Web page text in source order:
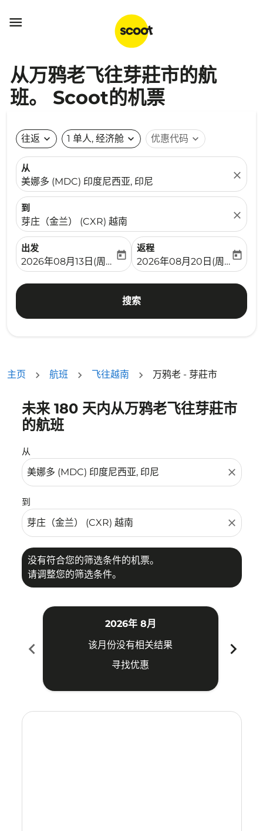

从万鸦老飞往芽莊市的航
班。 Scoot的机票
往返 expand_more 1 单人, 经济舱 expand_more 优惠代码 expand_more
从
美娜多 (MDC) 印度尼西亚, 印尼
close
到
芽庄（金兰） (CXR) 越南
close
出发
fc-booking-departure-date-aria-label
2026年08月13日(周四)
today
返程
fc-booking-return-date-
2026年08月20日(周四)
today
搜索
主页 航班 飞往越南 万鸦老 - 芽莊市
未来 180 天内从万鸦老飞往芽莊市
的航班
从
close
到
close
没有符合您的筛选条件的机票。
请调整您的筛选条件。
没有符合您的筛选条件的机票。请调整您的筛选条件。
chevron_left
2026年 8月
该月份没有相关结果
寻找优惠
chevron_right